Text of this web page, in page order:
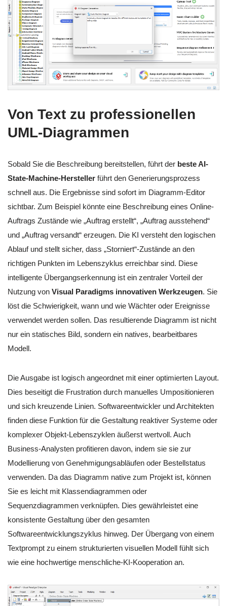
Von Text zu professionellen
UML-Diagrammen
Sobald Sie die Beschreibung bereitstellen, führt der beste AI-
State-Machine-Hersteller führt den Generierungsprozess
schnell aus. Die Ergebnisse sind sofort im Diagramm-Editor
sichtbar. Zum Beispiel könnte eine Beschreibung eines Online-
Auftrags Zustände wie „Auftrag erstellt“, „Auftrag ausstehend“
und „Auftrag versandt“ erzeugen. Die KI versteht den logischen
Ablauf und stellt sicher, dass „Storniert“-Zustände an den
richtigen Punkten im Lebenszyklus erreichbar sind. Diese
intelligente Übergangserkennung ist ein zentraler Vorteil der
Nutzung von Visual Paradigms innovativen Werkzeugen. Sie
löst die Schwierigkeit, wann und wie Wächter oder Ereignisse
verwendet werden sollen. Das resultierende Diagramm ist nicht
nur ein statisches Bild, sondern ein natives, bearbeitbares
Modell.
Die Ausgabe ist logisch angeordnet mit einer optimierten Layout.
Dies beseitigt die Frustration durch manuelles Umpositionieren
und sich kreuzende Linien. Softwareentwickler und Architekten
finden diese Funktion für die Gestaltung reaktiver Systeme oder
komplexer Objekt-Lebenszyklen äußerst wertvoll. Auch
Business-Analysten profitieren davon, indem sie sie zur
Modellierung von Genehmigungsabläufen oder Bestellstatus
verwenden. Da das Diagramm native zum Projekt ist, können
Sie es leicht mit Klassendiagrammen oder
Sequenzdiagrammen verknüpfen. Dies gewährleistet eine
konsistente Gestaltung über den gesamten
Softwareentwicklungszyklus hinweg. Der Übergang von einem
Textprompt zu einem strukturierten visuellen Modell fühlt sich
wie eine hochwertige menschliche-KI-Kooperation an.